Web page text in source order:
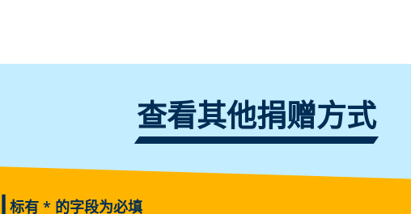
查看其他捐赠方式
标有* 的字段为必填